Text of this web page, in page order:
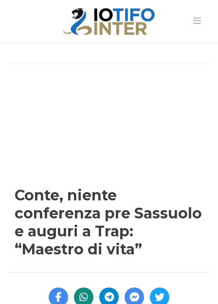
Conte, niente
conferenza pre Sassuolo
e auguri a Trap:
“Maestro di vita”